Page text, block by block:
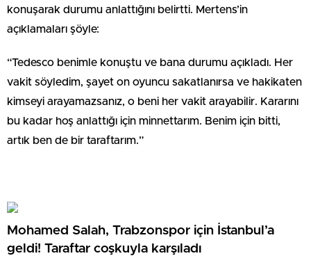
konuşarak durumu anlattığını belirtti. Mertens’in
açıklamaları şöyle:
“Tedesco benimle konuştu ve bana durumu açıkladı. Her
vakit söyledim, şayet on oyuncu sakatlanırsa ve hakikaten
kimseyi arayamazsanız, o beni her vakit arayabilir. Kararını
bu kadar hoş anlattığı için minnettarım. Benim için bitti,
artık ben de bir taraftarım.”
Mohamed Salah, Trabzonspor için İstanbul’a
geldi! Taraftar coşkuyla karşıladı